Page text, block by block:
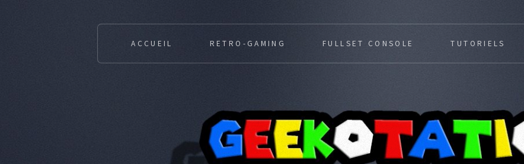
ACCUEIL RETRO-GAMING FULLSET CONSOLE TUTORIELS